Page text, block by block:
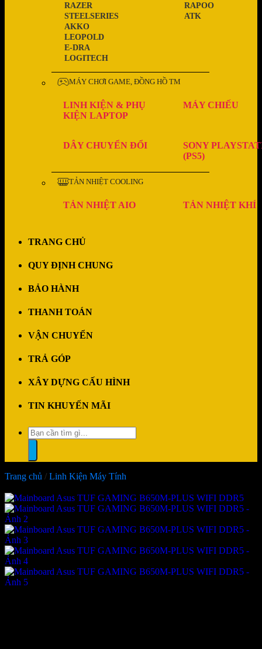
LOGITECH
E-DRA
LEOPOLD
AKKO
STEELSERIES
RAZER
ATK
RAPOO
MÁY CHƠI GAME, ĐỒNG HỒ TM
LINH KIỆN & PHỤ
KIỆN LAPTOP
MÁY CHIẾU
DÂY CHUYỂN ĐỔI
SONY
(PS5)
TẢN NHIỆT COOLING
TẢN NHIỆT AIO TẢN NHIỆT KHÍ
TRANG CHỦ
QUY ĐỊNH CHUNG
BẢO HÀNH
THANH TOÁN
VẬN CHUYỂN
TRẢ GÓP
XÂY DỰNG CẤU HÌNH
TIN KHUYẾN MÃI
Tìm
kiếm:
Trang chủ / Linh Kiện Máy Tính